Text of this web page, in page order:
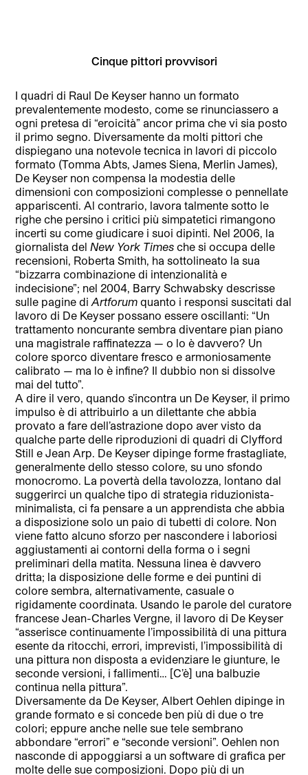
Cinque pittori provvisori
I quadri di Raul De Keyser hanno un formato
prevalentemente modesto, come se rinunciassero a
ogni pretesa di “eroicità” ancor prima che vi sia posto
il primo segno. Diversamente da molti pittori che
dispiegano una notevole tecnica in lavori di piccolo
formato (Tomma Abts, James Siena, Merlin James),
De Keyser non compensa la modestia delle
dimensioni con composizioni complesse o pennellate
appariscenti. Al contrario, lavora talmente sotto le
righe che persino i critici più simpatetici rimangono
incerti su come giudicare i suoi dipinti. Nel 2006, la
giornalista delNew York Times che si occupa delle
recensioni, Roberta Smith, ha sottolineato la sua
“bizzarra combinazione di intenzionalità e
indecisione”; nel 2004, Barry Schwabsky descrisse
sulle pagine diArtforum quanto i responsi suscitati dal
lavoro di De Keyser possano essere oscillanti: “Un
trattamento noncurante sembra diventare pian piano
una magistrale raffinatezza — o lo è davvero? Un
colore sporco diventare fresco e armoniosamente
calibrato — ma lo è infine? Il dubbio non si dissolve
mai del tutto”.
A dire il vero, quando s’incontra un De Keyser, il primo
impulso è di attribuirlo a un dilettante che abbia
provato a fare dell’astrazione dopo aver visto da
qualche parte delle riproduzioni di quadri di Clyfford
Still e Jean Arp. De Keyser dipinge forme frastagliate,
generalmente dello stesso colore, su uno sfondo
monocromo. La povertà della tavolozza, lontano dal
suggerirci un qualche tipo di strategia riduzionista-
minimalista, ci fa pensare a un apprendista che abbia
a disposizione solo un paio di tubetti di colore. Non
viene fatto alcuno sforzo per nascondere i laboriosi
aggiustamenti ai contorni della forma o i segni
preliminari della matita. Nessuna linea è davvero
dritta; la disposizione delle forme e dei puntini di
colore sembra, alternativamente, casuale o
rigidamente coordinata. Usando le parole del curatore
francese Jean-Charles Vergne, il lavoro di De Keyser
“asserisce continuamente l’impossibilità di una pittura
esente da ritocchi, errori, imprevisti, l’impossibilità di
una pittura non disposta a evidenziare le giunture, le
seconde versioni, i fallimenti… [C’è] una balbuzie
continua nella pittura”.
Diversamente da De Keyser, Albert Oehlen dipinge in
grande formato e si concede ben più di due o tre
colori; eppure anche nelle sue tele sembrano
abbondare “errori” e “seconde versioni”. Oehlen non
nasconde di appoggiarsi a un software di grafica per
molte delle sue composizioni. Dopo più di un